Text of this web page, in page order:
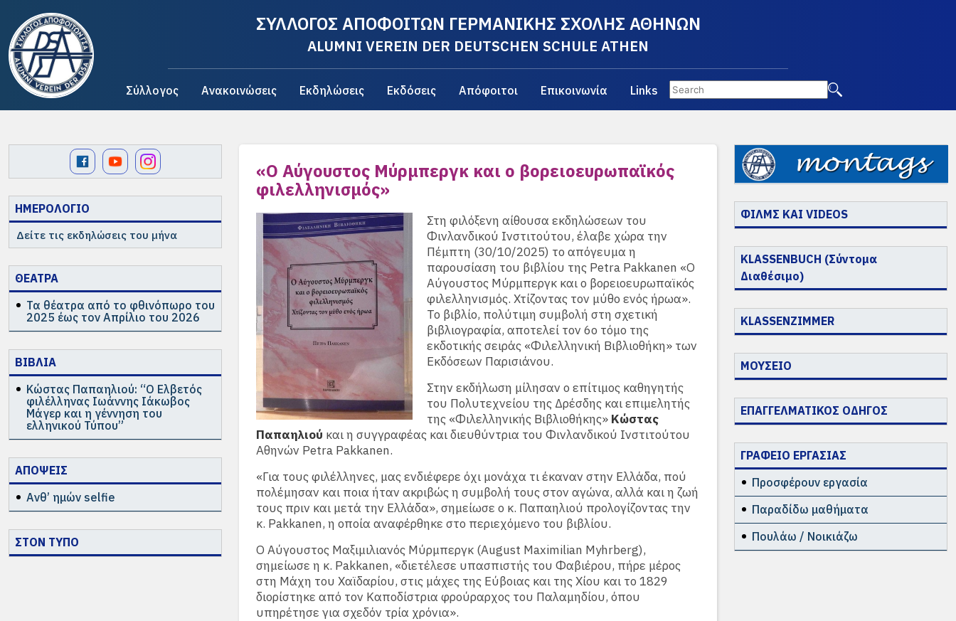
ΣΥΛΛΟΓΟΣ ΑΠΟΦΟΙΤΩΝ ΓΕΡΜΑΝΙΚΗΣ ΣΧΟΛΗΣ ΑΘΗΝΩΝ
ALUMNI VEREIN DER DEUTSCHEN SCHULE ATHEN
Σύλλογος Ανακοινώσεις Εκδηλώσεις Εκδόσεις Απόφοιτοι Επικοινωνία Links
ΗΜΕΡΟΛΟΓΙΟ
Δείτε τις εκδηλώσεις του μήνα
ΘΕΑΤΡΑ
Τα θέατρα από το φθινόπωρο του
2025 έως τον Απρίλιο του 2026
ΒΙΒΛΙΑ
Κώστας Παπαηλιού: “Ο Ελβετός
φιλέλληνας Ιωάννης Ιάκωβος
Μάγερ και η γέννηση του
ελληνικού Τύπου”
ΑΠΟΨΕΙΣ
Ανθ’ ημών selfie
ΣΤΟΝ ΤΥΠΟ
«Ο Αύγουστος Μύρμπεργκ και ο βορειοευρωπαϊκός
φιλελληνισμός»
Στη φιλόξενη αίθουσα εκδηλώσεων του
Φινλανδικού Ινστιτούτου, έλαβε χώρα την
Πέμπτη (30/10/2025) το απόγευμα η
παρουσίαση του βιβλίου της Petra Pakkanen «Ο
Αύγουστος Μύρμπεργκ και ο βορειοευρωπαϊκός
φιλελληνισμός. Χτίζοντας τον μύθο ενός ήρωα».
Το βιβλίο, πολύτιμη συμβολή στη σχετική
βιβλιογραφία, αποτελεί τον 6ο τόμο της
εκδοτικής σειράς «Φιλελληνική Βιβλιοθήκη» των
Εκδόσεων Παρισιάνου.
Στην εκδήλωση μίλησαν ο επίτιμος καθηγητής
του Πολυτεχνείου της Δρέσδης και επιμελητής
της «Φιλελληνικής Βιβλιοθήκης» Κώστας
Παπαηλιού και η συγγραφέας και διευθύντρια του Φινλανδικού Ινστιτούτου
Αθηνών Petra Pakkanen.
«Για τους φιλέλληνες, μας ενδιέφερε όχι μονάχα τι έκαναν στην Ελλάδα, πού
πολέμησαν και ποια ήταν ακριβώς η συμβολή τους στον αγώνα, αλλά και η ζωή
τους πριν και μετά την Ελλάδα», σημείωσε ο κ. Παπαηλιού προλογίζοντας την
κ. Pakkanen, η οποία αναφέρθηκε στο περιεχόμενο του βιβλίου.
Ο Αύγουστος Μαξιμιλιανός Μύρμπεργκ (August Maximilian Myhrberg),
σημείωσε η κ. Pakkanen, «διετέλεσε υπασπιστής του Φαβιέρου, πήρε μέρος
στη Μάχη του Χαϊδαρίου, στις μάχες της Εύβοιας και της Χίου και το 1829
διορίστηκε από τον Καποδίστρια φρούραρχος του Παλαμηδίου, όπου
υπηρέτησε για σχεδόν τρία χρόνια».
ΦΙΛΜΣ ΚΑΙ VIDEOS
KLASSENBUCH (Σύντομα
Διαθέσιμο)
KLASSENZIMMER
ΜΟΥΣΕΙΟ
ΕΠΑΓΓΕΛΜΑΤΙΚΟΣ ΟΔΗΓΟΣ
ΓΡΑΦΕΙΟ ΕΡΓΑΣΙΑΣ
Προσφέρουν εργασία
Παραδίδω μαθήματα
Πουλάω / Νοικιάζω